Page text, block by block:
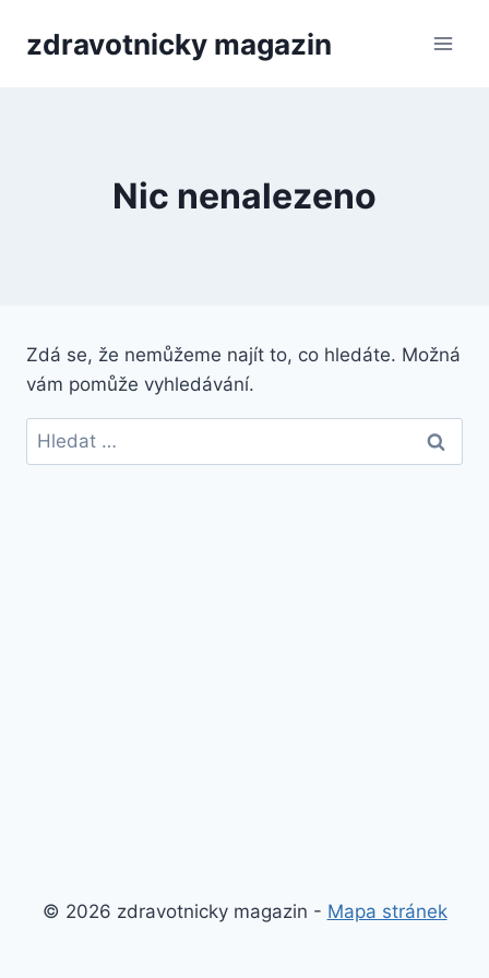
zdravotnicky magazin
Nic nenalezeno
Zdá se, že nemůžeme najít to, co hledáte. Možná
vám pomůže vyhledávání.
Vyhledávání
© 2026 zdravotnicky magazin - Mapa stránek